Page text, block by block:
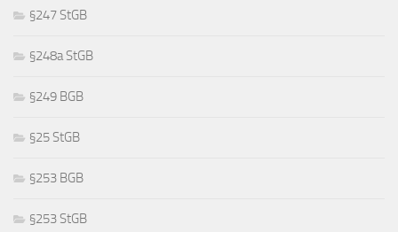
§247 StGB
§248a StGB
§249 BGB
§25 StGB
§253 BGB
§253 StGB